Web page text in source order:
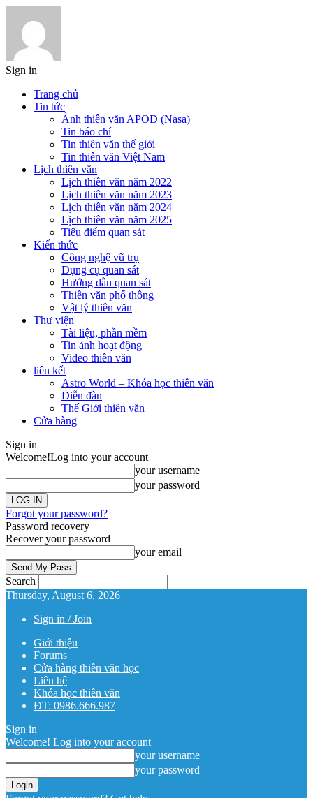
Sign in
Trang chủ
Tin tức
Ảnh thiên văn APOD (Nasa)
Tin báo chí
Tin thiên văn thế giới
Tin thiên văn Việt Nam
Lịch thiên văn
Lịch thiên văn năm 2022
Lịch thiên văn năm 2023
Lịch thiên văn năm 2024
Lịch thiên văn năm 2025
Tiêu điểm quan sát
Kiến thức
Công nghệ vũ trụ
Dụng cụ quan sát
Hướng dẫn quan sát
Thiên văn phổ thông
Vật lý thiên văn
Thư viện
Tài liệu, phần mềm
Tin ảnh hoạt động
Video thiên văn
liên kết
Astro World – Khóa học thiên văn
Diễn đàn
Thế Giới thiên văn
Cửa hàng
Sign in
Welcome!Log into your account
your username
your password
Forgot your password?
Password recovery
Recover your password
your email
Search
Thursday, August 6, 2026
Sign in / Join
Giới thiệu
Forums
Cửa hàng thiên văn học
Liên hệ
Khóa học thiên văn
ĐT: 0986.666.987
Sign in
Welcome! Log into your account
your username
your password